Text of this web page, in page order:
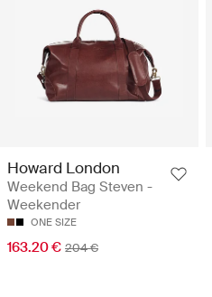
Howard London
Weekend Bag Steven -
Weekender
ONE SIZE
163.20 € 204 €